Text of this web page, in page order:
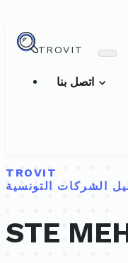
TROVIT
TROVIT
الشركات التونسية
STE